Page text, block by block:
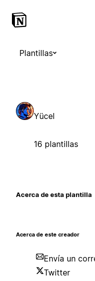
Plantillas
Yücel
16 plantillas
Acerca de esta plantilla
Acerca de este creador
Envía un
Twitter